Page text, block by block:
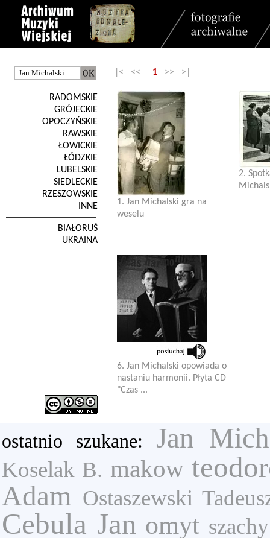
RADOMSKIE
GRÓJECKIE
OPOCZYŃSKIE
RAWSKIE
ŁOWICKIE
ŁÓDZKIE
LUBELSKIE
SIEDLECKIE
RZESZOWSKIE
INNE
BIAŁORUŚ
UKRAINA
|< << 1 >> >|
1. Jan Michalski gra na
weselu
2.
6. Jan Michalski opowiada o
nastaniu harmonii. Płyta CD
"Czas ...
ostatnio szukane: Jan
Koselak B. makow
Adam Ostaszewski
Cebula Jan omyt szachy